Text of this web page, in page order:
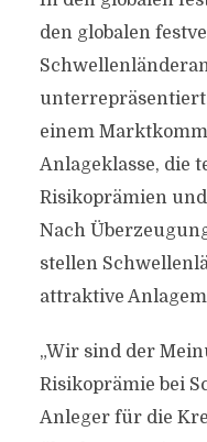
den globalen
einem
Anlageklasse, die
Risikoprämien
Nach
stellen
attraktive
„Wir sind der
Risikoprämie bei
Anleger für die